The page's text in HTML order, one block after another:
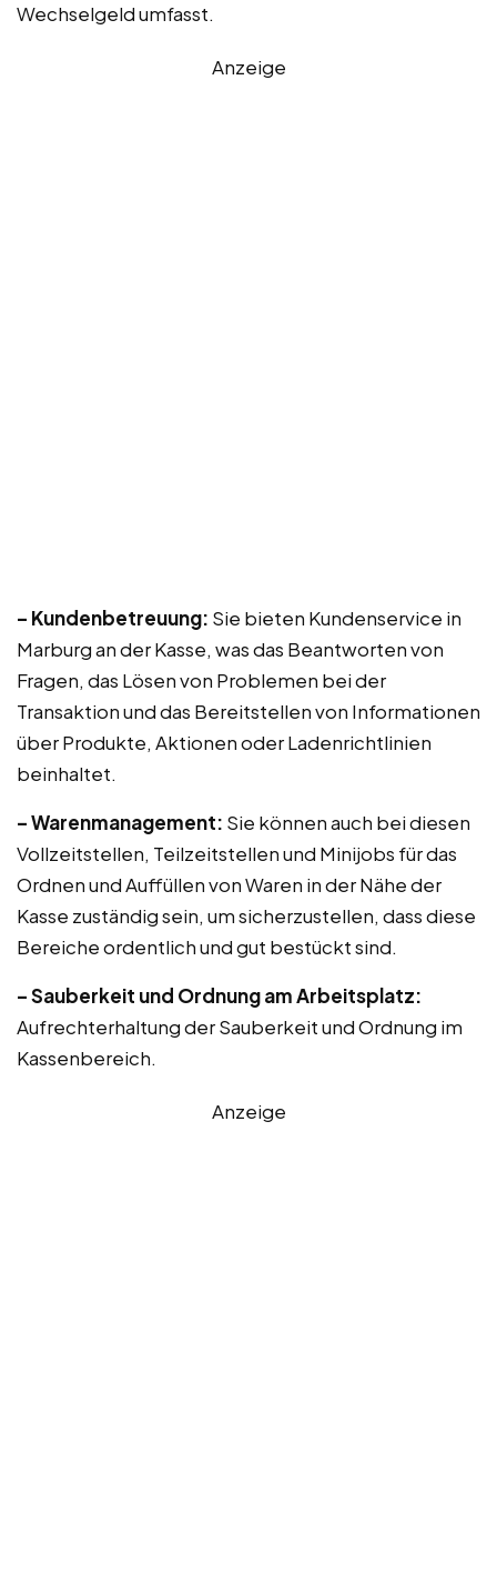
Wechselgeld umfasst.
Anzeige
– Kundenbetreuung: Sie bieten Kundenservice in
Marburg an der Kasse, was das Beantworten von
Fragen, das Lösen von Problemen bei der
Transaktion und das Bereitstellen von Informationen
über Produkte, Aktionen oder Ladenrichtlinien
beinhaltet.
– Warenmanagement: Sie können auch bei diesen
Vollzeitstellen, Teilzeitstellen und Minijobs für das
Ordnen und Auffüllen von Waren in der Nähe der
Kasse zuständig sein, um sicherzustellen, dass diese
Bereiche ordentlich und gut bestückt sind.
– Sauberkeit und Ordnung am Arbeitsplatz:
Aufrechterhaltung der Sauberkeit und Ordnung im
Kassenbereich.
Anzeige